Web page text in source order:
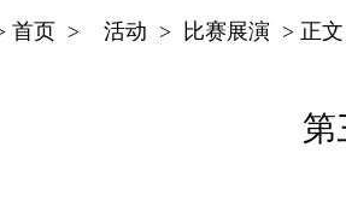
首页 > 活动 > 比赛展演 > 正文
第